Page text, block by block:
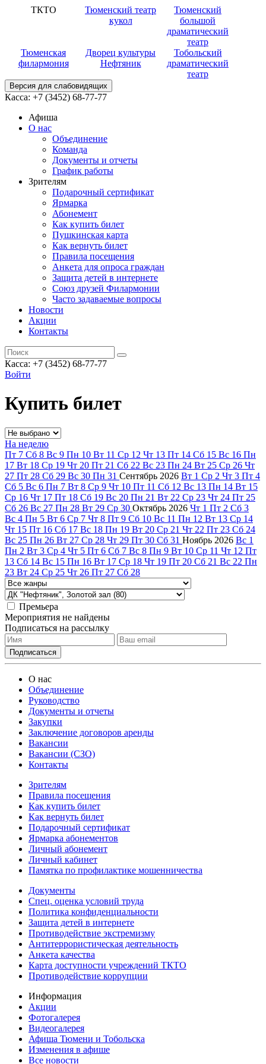
ТКТО
Тюменский театр
кукол
Тюменский
большой
драматический
театр
Тюменская
филармония
Дворец культуры
Нефтяник
Тобольский
драматический
театр
Версия для слабовидящих
Касса: +7 (3452) 68-77-77
Афиша
О нас
Объединение
Команда
Документы и отчеты
График работы
Зрителям
Подарочный сертификат
Ярмарка
Абонемент
Как купить билет
Пушкинская карта
Как вернуть билет
Правила посещения
Анкета для опроса граждан
Защита детей в интернете
Союз друзей Филармонии
Часто задаваемые вопросы
Новости
Акции
Контакты
Касса: +7 (3452) 68-77-77
Войти
Купить билет
На неделю
Пт 7 Сб 8 Вс 9 Пн 10 Вт 11 Ср 12 Чт 13 Пт 14 Сб 15 Вс 16 Пн
17 Вт 18 Ср 19 Чт 20 Пт 21 Сб 22 Вс 23 Пн 24 Вт 25 Ср 26 Чт
27 Пт 28 Сб 29 Вс 30 Пн 31 Сентябрь 2026 Вт 1 Ср 2 Чт 3 Пт 4
Сб 5 Вс 6 Пн 7 Вт 8 Ср 9 Чт 10 Пт 11 Сб 12 Вс 13 Пн 14 Вт 15
Ср 16 Чт 17 Пт 18 Сб 19 Вс 20 Пн 21 Вт 22 Ср 23 Чт 24 Пт 25
Сб 26 Вс 27 Пн 28 Вт 29 Ср 30 Октябрь 2026 Чт 1 Пт 2 Сб 3
Вс 4 Пн 5 Вт 6 Ср 7 Чт 8 Пт 9 Сб 10 Вс 11 Пн 12 Вт 13 Ср 14
Чт 15 Пт 16 Сб 17 Вс 18 Пн 19 Вт 20 Ср 21 Чт 22 Пт 23 Сб 24
Вс 25 Пн 26 Вт 27 Ср 28 Чт 29 Пт 30 Сб 31 Ноябрь 2026 Вс 1
Пн 2 Вт 3 Ср 4 Чт 5 Пт 6 Сб 7 Вс 8 Пн 9 Вт 10 Ср 11 Чт 12 Пт
13 Сб 14 Вс 15 Пн 16 Вт 17 Ср 18 Чт 19 Пт 20 Сб 21 Вс 22 Пн
23 Вт 24 Ср 25 Чт 26 Пт 27 Сб 28
Премьера
Мероприятия не найдены
Подписаться на рассылку
О нас
Объединение
Руководство
Документы и отчеты
Закупки
Заключение договоров аренды
Вакансии
Вакансии (СЗО)
Контакты
Зрителям
Правила посещения
Как купить билет
Как вернуть билет
Подарочный сертификат
Ярмарка абонементов
Личный абонемент
Личный кабинет
Памятка по профилактике мошенничества
Документы
Спец. оценка условий труда
Политика конфиденциальности
Защита детей в интернете
Противодействие экстремизму
Антитеррористическая деятельность
Анкета качества
Карта доступности учреждений ТКТО
Противодействие коррупции
Информация
Акции
Фотогалерея
Видеогалерея
Афиша Тюмени и Тобольска
Изменения в афише
Все новости